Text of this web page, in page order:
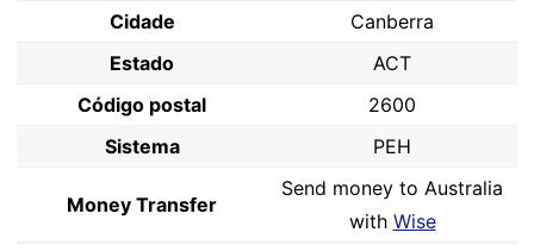
Cidade
Canberra
Estado
ACT
Código postal
2600
Sistema
PEH
Money Transfer
Send money to Australia
with Wise